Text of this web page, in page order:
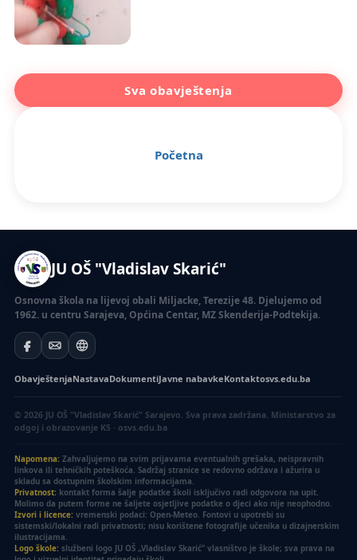
Sva obavještenja
Početna
JU OŠ "Vladislav Skarić"
Osnovna škola na lijevoj obali Miljacke, Terezije 48. Djelujemo od
1962. u centru Sarajeva, Općina Centar, MZ Skenderija-Podtekija.
ObavještenjaNastavaDokumentiJavne nabavkeKontaktosvs.edu.ba
© 2026 JU OŠ "Vladislav Skarić" Sarajevo. Sva prava zadržana. Ministarstvo za
odgoj i obrazovanje KS · osvs.edu.ba
Napomena: Zahvaljujemo na svim prijavama eventualnih grešaka, neispravnih
linkova ili tehničkih poteškoća. Sadržaj stranice se redovno održava i ažurira u
skladu sa dostupnim školskim informacijama.
Privatnost: kontakt forma šalje podatke školi isključivo radi odgovora na upit.
Molimo da putem forme ne šaljete osjetljive podatke o djeci ako nije neophodno.
Izvori i licence: vremenski podaci: Open-Meteo. Fontovi u upotrebi su
sistemski/lokalni radi privatnosti; nisu korištene fotografije učenika u dizajnerskim
ilustracijama.
Logo škole: službeni logo JU OŠ „Vladislav Skarić” vlasništvo je škole; sva prava na